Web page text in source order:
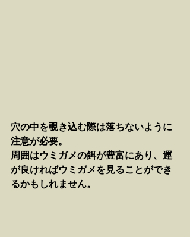
穴の中を覗き込む際は落ちないように
注意が必要。
周囲はウミガメの餌が豊富にあり、運
が良ければウミガメを見ることができ
るかもしれません。